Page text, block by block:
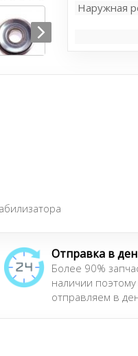
Наружная
Отправка в
Более 90%
наличии
отправляем в